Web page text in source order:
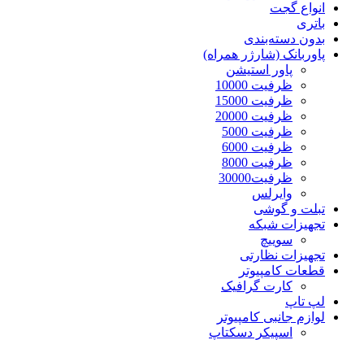
انواع گجت
باتری
بدون دسته‌بندی
پاوربانک (شارژر همراه)
پاور استیشن
ظرفیت 10000
ظرفیت 15000
ظرفیت 20000
ظرفیت 5000
ظرفیت 6000
ظرفیت 8000
ظرفیت30000
وایرلس
تبلت و گوشی
تجهیزات شبکه
سوییچ
تجهیزات نظارتی
قطعات کامپیوتر
کارت گرافیک
لپ تاپ
لوازم جانبی کامپیوتر
اسپیکر دسکتاپ